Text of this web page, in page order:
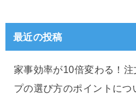
最近の投稿
家事効率が10倍変わる！
プの選び方のポイントにつ